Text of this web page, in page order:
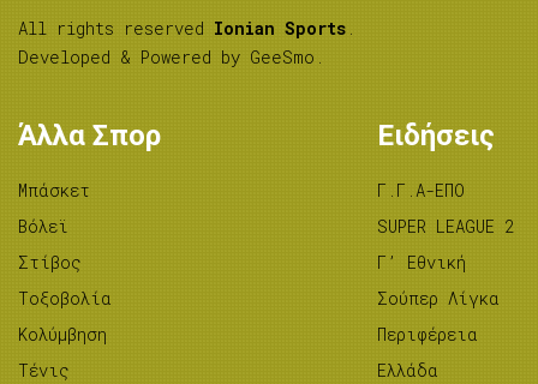
All rights reserved Ionian Sports .
Developed & Powered by GeeSmo .
Άλλα Σπορ
Μπάσκετ
Βόλεϊ
Στίβος
Tοξοβολία
Κολύμβηση
Τένις
Ειδήσεις
Γ.Γ.Α-ΕΠΟ
SUPER LEAGUE 2
Γ’ Εθνική
Σούπερ Λίγκα
Περιφέρεια
Ελλάδα